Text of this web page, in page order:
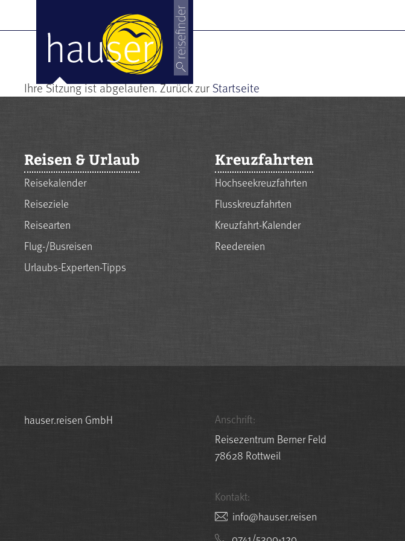
Ihre Sitzung ist abgelaufen. Zurück zur Startseite
Reisen & Urlaub
Reisekalender
Reiseziele
Reisearten
Flug-/Busreisen
Urlaubs-Experten-Tipps
Kreuzfahrten
Hochseekreuzfahrten
Flusskreuzfahrten
Kreuzfahrt-Kalender
Reedereien
hauser.reisen GmbH
Anschrift:
Reisezentrum Berner Feld
78628 Rottweil
Kontakt:
nesier.resuah@ofni